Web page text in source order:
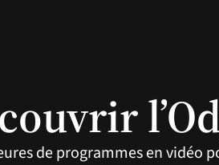
de programmes en vidéo